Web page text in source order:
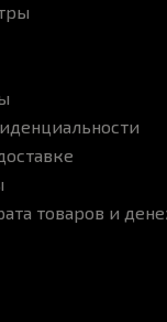
товаров и